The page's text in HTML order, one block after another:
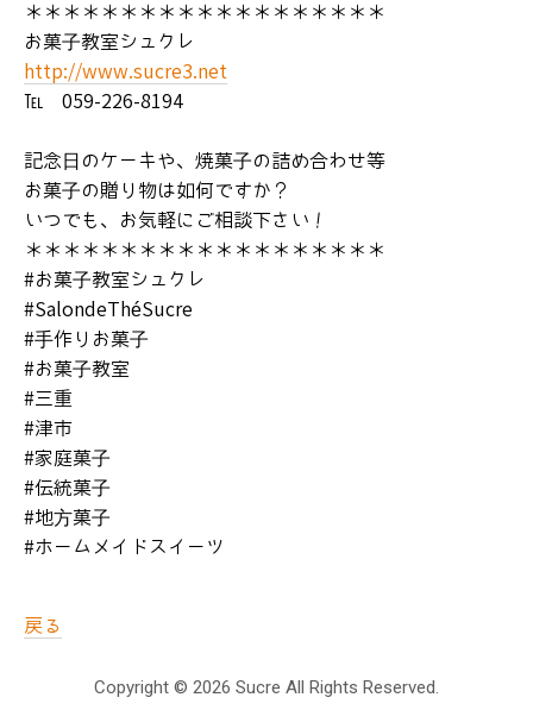
定番のお菓子達ご紹介
【生菓子】ホールケーキ
季節限定のお菓子達
記念日にお菓子を
Salon de Thé Sucre
サロン営業スケジュール
アクセス
お問い合わせ
＊＊＊＊＊＊＊＊＊＊＊＊＊＊＊＊＊＊＊
お菓子教室シュクレ
http://www.sucre3.net
℡ 059-226-8194
記念日のケーキや、焼菓子の詰め合わせ等
お菓子の贈り物は如何ですか？
いつでも、お気軽にご相談下さい！
＊＊＊＊＊＊＊＊＊＊＊＊＊＊＊＊＊＊＊
#お菓子教室シュクレ
#SalondeThéSucre
#手作りお菓子
#お菓子教室
#三重
#津市
#家庭菓子
#伝統菓子
#地方菓子
#ホームメイドスイーツ
戻る
Copyright © 2026 Sucre All Rights Reserved.